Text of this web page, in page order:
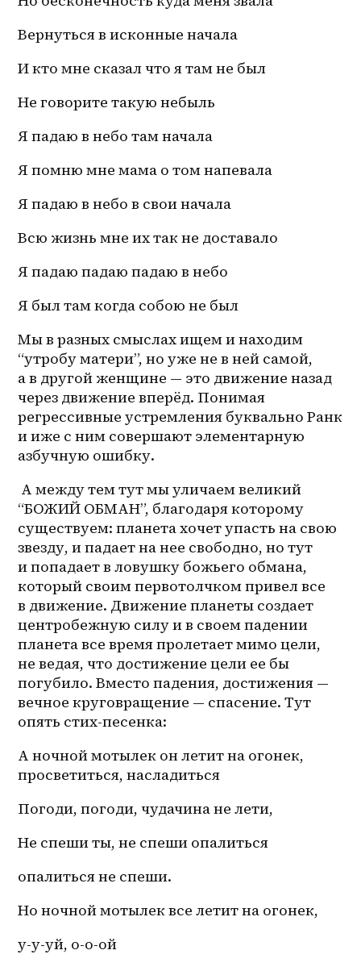
Вернуться в исконные начала
И кто мне сказал что я там не был
Не говорите такую небыль
Я падаю в небо там начала
Я помню мне мама о том напевала
Я падаю в небо в свои начала
Всю жизнь мне их так не доставало
Я падаю падаю падаю в небо
Я был там когда собою не был
Мы в разных смыслах ищем и находим
“утробу матери”, но уже не в ней самой,
а в другой женщине — это движение назад
через движение вперёд. Понимая
регрессивные устремления буквально Ранк
и иже с ним совершают элементарную
азбучную ошибку.
“БОЖИЙ ОБМАН”, благодаря которому
существуем: планета хочет упасть на свою
звезду, и падает на нее свободно, но тут
и попадает в ловушку божьего обмана,
который своим первотолчком привел все
в движение. Движение планеты создает
центробежную силу и в своем падении
планета все время пролетает мимо цели,
не ведая, что достижение цели ее бы
погубило. Вместо падения, достижения —
вечное круговращение — спасение. Тут
опять стих-песенка:
А ночной мотылек он летит на огонек,
просветиться, насладиться
Погоди, погоди, чудачина не лети,
Не спеши ты, не спеши опалиться
опалиться не спеши.
Но ночной мотылек все летит на огонек,
у-у-уй, о-о-ой